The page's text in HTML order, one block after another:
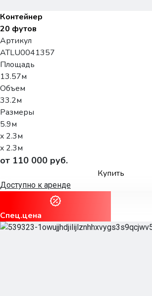
Контейнер
20 футов
Артикул
ATLU0041357
Площадь
13.57м
Объем
33.2м
Размеры
5.9м
x 2.3м
x 2.3м
от 110 000 руб.
Купить
Доступно к аренде
Спец.цена